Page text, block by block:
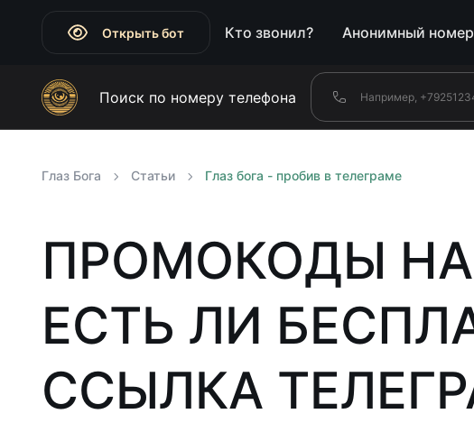
Открыть бот Кто звонил? Анонимный номер
Поиск по номеру телефона
Глаз Бога Статьи Глаз бога - пробив в телеграме
ПРОМОКОДЫ НА
ЕСТЬ ЛИ
ССЫЛКА